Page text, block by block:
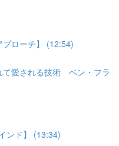
ローチ】 (12:54)
て愛される技術 ベン・フラ
ンド】 (13:34)